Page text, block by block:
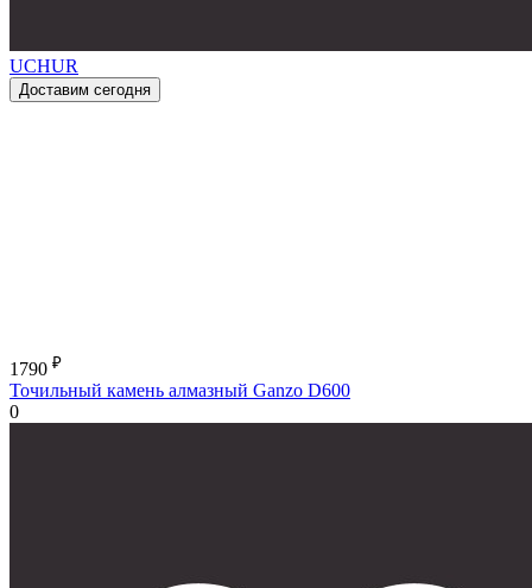
UCHUR
Доставим сегодня
1790 ₽
Точильный камень алмазный Ganzo D600
0